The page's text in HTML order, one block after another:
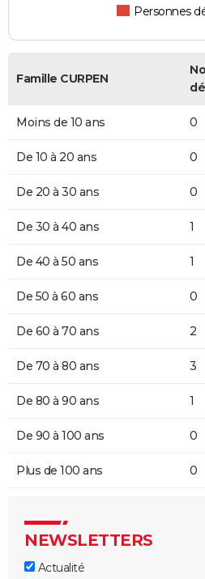
Personnes
Famille CURPEN
Moins de 10 ans 0
De 10 à 20 ans 0
De 20 à 30 ans 0
De 30 à 40 ans 1
De 40 à 50 ans 1
De 50 à 60 ans 0
De 60 à 70 ans 2
De 70 à 80 ans 3
De 80 à 90 ans 1
De 90 à 100 ans 0
Plus de 100 ans 0
NEWSLETTERS
Actualité